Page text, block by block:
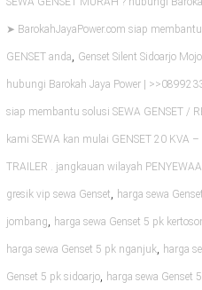
➤ BarokahJayaPower.com siap
GENSET anda, Genset Silent Sidoarjo
hubungi Barokah Jaya Power |
siap membantu solusi SEWA GENSET /
kami SEWA kan mulai GENSET 20 KVA
TRAILER . jangkauan wilayah
gresik vip sewa Genset, harga sewa
jombang, harga sewa Genset 5 pk
harga sewa Genset 5 pk nganjuk, harga
Genset 5 pk sidoarjo, harga sewa Genset